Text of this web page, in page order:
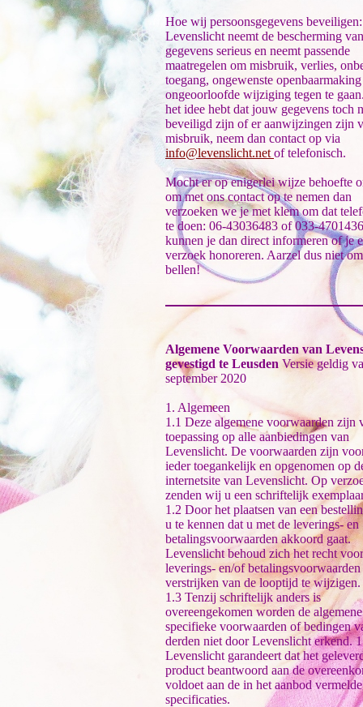
Hoe wij persoonsgegevens beveiligen:
Levenslicht neemt de bescherming
gegevens serieus en neemt passende
maatregelen om misbruik, verlies,
toegang, ongewenste
ongeoorloofde wijziging tegen te
het idee hebt dat jouw gegevens toch
beveiligd zijn of er aanwijzingen zijn
misbruik, neem dan contact op via
info@levenslicht.net of telefonisch.
Mocht er op enigerlei wijze behoefte
om met ons contact op te nemen dan
verzoeken we je met klem om dat
te doen: 06-43036483 of 033-
kunnen je dan direct informeren of je
verzoek honoreren. Aarzel dus niet
bellen!
Algemene Voorwaarden van
gevestigd te Leusden Versie geldig
september 2020
1. Algemeen
1.1 Deze algemene voorwaarden zijn
toepassing op alle aanbiedingen van
Levenslicht. De voorwaarden zijn
ieder toegankelijk en opgenomen op
internetsite van Levenslicht. Op
zenden wij u een schriftelijk
1.2 Door het plaatsen van een
u te kennen dat u met de leverings- en
betalingsvoorwaarden akkoord gaat.
Levenslicht behoud zich het recht
leverings- en/of betalingsvoorwaarden
verstrijken van de looptijd te wijzigen.
1.3 Tenzij schriftelijk anders is
overeengekomen worden de
specifieke voorwaarden of bedingen
derden niet door Levenslicht erkend.
Levenslicht garandeert dat het
product beantwoord aan de
voldoet aan de in het aanbod vermelde
specificaties.